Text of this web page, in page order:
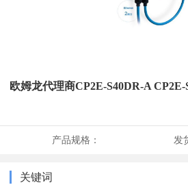
欧姆龙代理商CP2E-S40DR-A
产品规格： 发
关键词